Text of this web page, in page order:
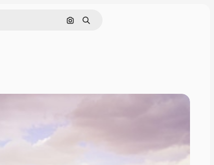
Поиск по изображению
Поиск